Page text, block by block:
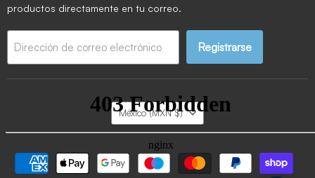
productos directamente en tu correo.
Dirección de correo electrónico Registrarse
País
México (MXN $)